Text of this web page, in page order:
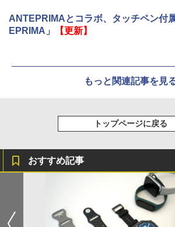
ANTEPRIMAとコラボ、タッチペン付
EPRIMA」
【更新】
もっと関連記事を見
トップページに戻る
おすすめ記事